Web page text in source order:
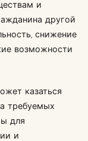
и
другой
снижение
возможности
казаться
требуемых
для
и